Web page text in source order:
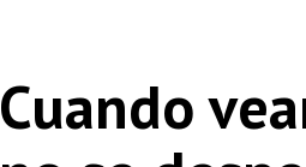
Cuando